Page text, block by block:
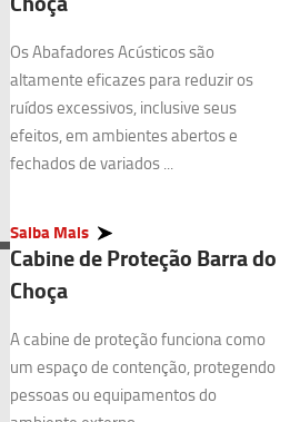
Os Abafadores Acústicos são
altamente eficazes para reduzir os
ruídos excessivos, inclusive seus
efeitos, em ambientes abertos e
fechados de variados ...
Saiba Mais
Cabine de Proteção Barra do
Choça
A cabine de proteção funciona como
um espaço de contenção, protegendo
pessoas ou equipamentos do